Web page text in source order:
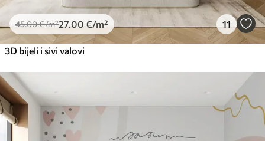
45.00€/m²27 .00 €/m² 11
3D bijeli i sivi valovi